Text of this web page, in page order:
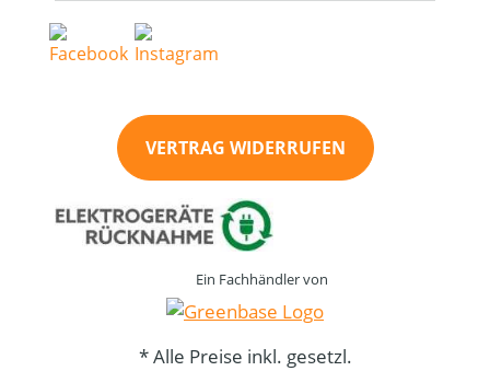
VERTRAG WIDERRUFEN
Ein Fachhändler von
* Alle Preise inkl. gesetzl.